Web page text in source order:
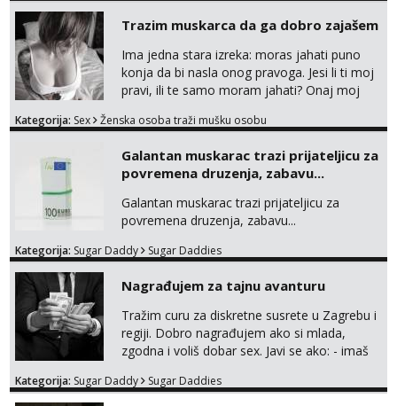
Trazim muskarca da ga dobro zajašem
Ima jedna stara izreka: moras jahati puno
konja da bi nasla onog pravoga. Jesi li ti moj
pravi, ili te samo moram jahati? Onaj moj
na sexdater link i javi mi se tamo....
Kategorija: Sex Ženska osoba traži mušku osobu
Galantan muskarac trazi prijateljicu za
povremena druzenja, zabavu...
Galantan muskarac trazi prijateljicu za
povremena druzenja, zabavu...
Kategorija: Sugar Daddy Sugar Daddies
Nagrađujem za tajnu avanturu
Tražim curu za diskretne susrete u Zagrebu i
regiji. Dobro nagrađujem ako si mlada,
zgodna i voliš dobar sex. Javi se ako: - imaš
kosu - se dobro ljubiš - si fleksibilna s
Kategorija: Sugar Daddy Sugar Daddies